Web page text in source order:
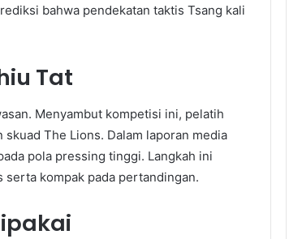
bahwa pendekatan taktis Tsang kali
Tat
Menyambut kompetisi ini, pelatih
The Lions. Dalam laporan media
pola pressing tinggi. Langkah ini
kompak pada pertandingan.